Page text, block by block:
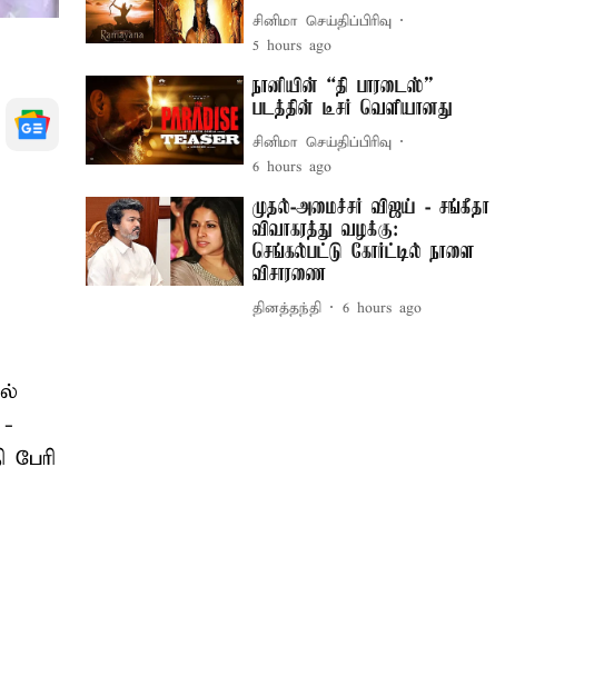
சினிமா செய்திப்பிரிவு
5 hours ago
நானியின் “தி பாரடைஸ்”
படத்தின் டீசர் வெளியானது
சினிமா செய்திப்பிரிவு
6 hours ago
முதல்-அமைச்சர் விஜய் - சங்கீதா
விவாகரத்து வழக்கு:
செங்கல்பட்டு கோர்ட்டில் நாளை
விசாரணை
தினத்தந்தி 6 hours ago